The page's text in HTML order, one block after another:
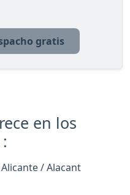
gratis
en los
/ Alacant